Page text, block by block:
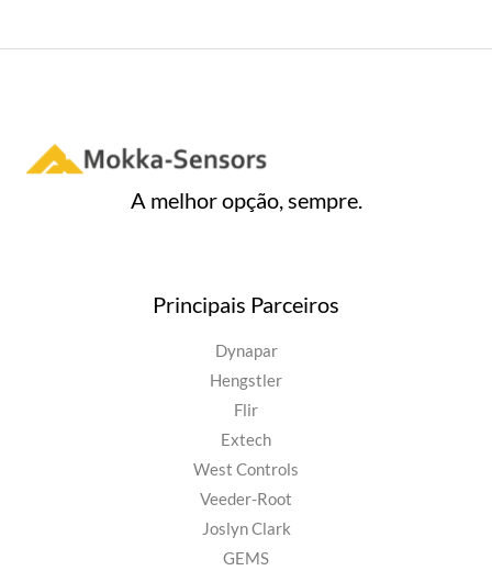
A melhor opção, sempre.
Principais Parceiros
Dynapar
Hengstler
Flir
Extech
West Controls
Veeder-Root
Joslyn Clark
GEMS